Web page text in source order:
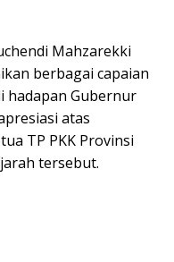
Mahzarekki
berbagai capaian
hadapan Gubernur
atas
TP PKK Provinsi
tersebut.